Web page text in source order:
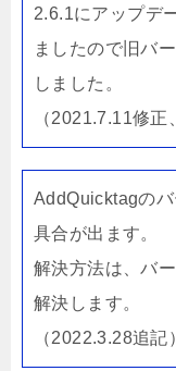
2.6.1にアップデ
ましたので旧バ
しました。
（2021.7.11修正
AddQuicktagの
具合が出ます。
解決方法は、バ
解決します。
（2022.3.28追記）